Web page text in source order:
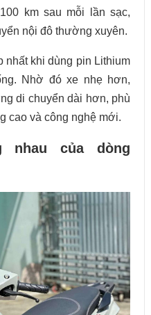
km sau mỗi lần sạc,
nội đô thường xuyên.
nhất khi dùng pin Lithium
Nhờ đó xe nhẹ hơn,
di chuyển dài hơn, phù
cao và công nghệ mới.
nhau của dòng